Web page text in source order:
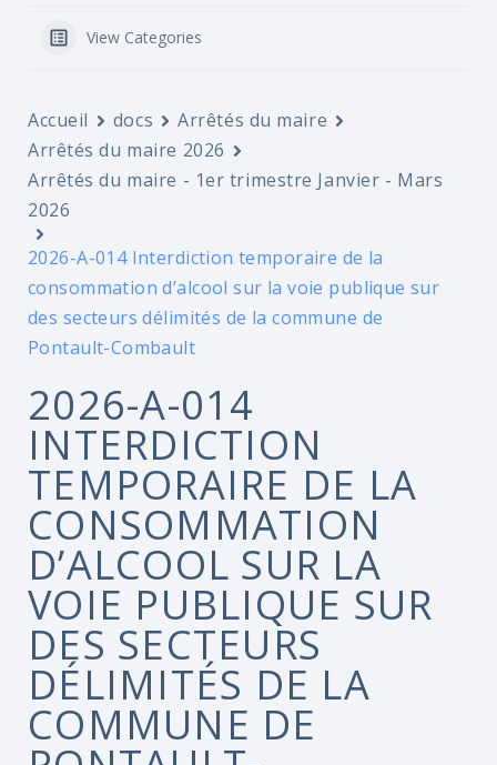
View Categories
Accueil docs
Arrêtés du maire
Arrêtés du maire 2026
Arrêtés du maire - 1er trimestre Janvier - Mars
2026
2026-A-014 Interdiction temporaire de la
consommation d’alcool sur la voie publique sur
des secteurs délimités de la commune de
Pontault-Combault
2026-A-014
INTERDICTION
TEMPORAIRE DE LA
CONSOMMATION
D’ALCOOL SUR LA
VOIE PUBLIQUE SUR
DES SECTEURS
DÉLIMITÉS DE LA
COMMUNE DE